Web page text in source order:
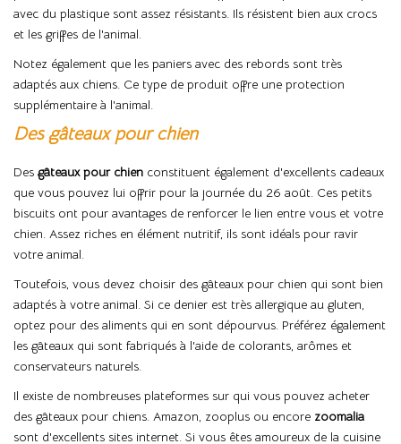
avec du plastique sont assez résistants. Ils résistent bien aux crocs
et les griffes de l'animal.
Notez également que les paniers avec des rebords sont très
adaptés aux chiens. Ce type de produit offre une protection
supplémentaire à l'animal.
Des gâteaux pour chien
Des gâteaux pour chien constituent également d'excellents cadeaux
que vous pouvez lui offrir pour la journée du 26 août. Ces petits
biscuits ont pour avantages de renforcer le lien entre vous et votre
chien. Assez riches en élément nutritif, ils sont idéals pour ravir
votre animal.
Toutefois, vous devez choisir des gâteaux pour chien qui sont bien
adaptés à votre animal. Si ce denier est très allergique au gluten,
optez pour des aliments qui en sont dépourvus. Préférez également
les gâteaux qui sont fabriqués à l'aide de colorants, arômes et
conservateurs naturels.
Il existe de nombreuses plateformes sur qui vous pouvez acheter
des gâteaux pour chiens. Amazon, zooplus ou encore zoomalia
sont d'excellents sites internet. Si vous êtes amoureux de la cuisine